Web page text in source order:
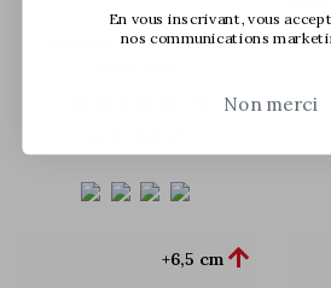
Baskets rehaussantes
+6,5 cm 
En vous inscrivant, vous
nos communications
Non merci